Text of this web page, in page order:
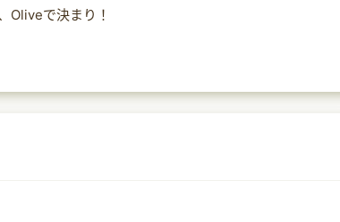
Oliveで決まり！